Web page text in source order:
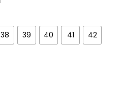
38 39 40 41 42